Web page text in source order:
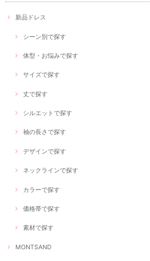
新品ドレス
シーン別で探す
体型・お悩みで探す
サイズで探す
丈で探す
シルエットで探す
袖の長さで探す
デザインで探す
ネックラインで探す
カラーで探す
価格帯で探す
素材で探す
MONTSAND